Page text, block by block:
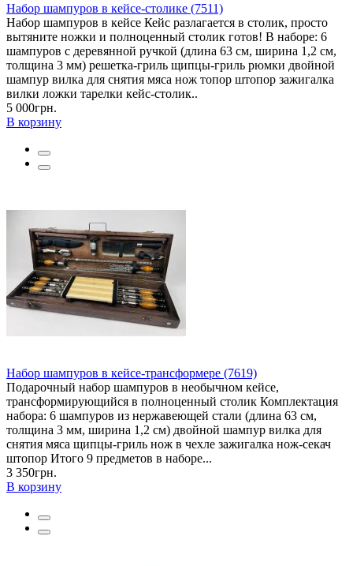
Набор шампуров в кейсе-столике (7511)
Набор шампуров в кейсе Кейс разлагается в столик, просто
вытяните ножки и полноценный столик готов! В наборе: 6
шампуров с деревянной ручкой (длина 63 см, ширина 1,2 см,
толщина 3 мм) решетка-гриль щипцы-гриль рюмки двойной
шампур вилка для снятия мяса нож топор штопор зажигалка
вилки ложки тарелки кейс-столик..
5 000грн.
В корзину
Набор шампуров в кейсе-трансформере (7619)
Подарочный набор шампуров в необычном кейсе,
трансформирующийся в полноценный столик Комплектация
набора: 6 шампуров из нержавеющей стали (длина 63 см,
толщина 3 мм, ширина 1,2 см) двойной шампур вилка для
снятия мяса щипцы-гриль нож в чехле зажигалка нож-секач
штопор Итого 9 предметов в наборе...
3 350грн.
В корзину